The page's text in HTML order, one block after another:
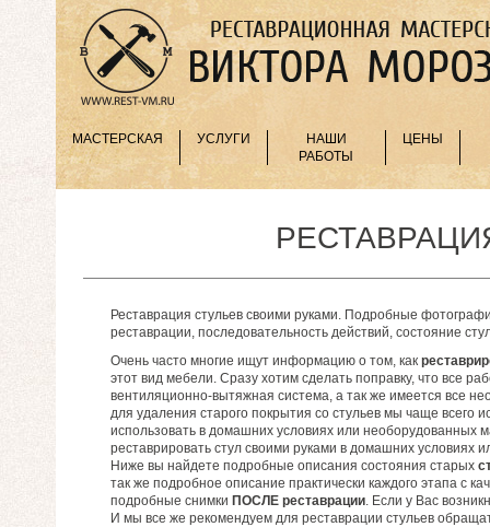
МАСТЕРСКАЯ УСЛУГИ
НАШИ
РАБОТЫ
ЦЕНЫ
Реставрация стульев своими руками. Подробные
реставрации, последовательность действий, состояние
Очень часто многие ищут информацию о том, как
этот вид мебели. Сразу хотим сделать поправку, что все
вентиляционно-вытяжная система, а так же имеется все
для удаления старого покрытия со стульев мы чаще всего
использовать в домашних условиях или необорудованных
реставрировать стул своими руками в домашних условиях
Ниже вы найдете подробные описания состояния старых
так же подробное описание практически каждого этапа с
подробные снимки ПОСЛЕ реставрации. Если у Вас
И мы все же рекомендуем для реставрации стульев